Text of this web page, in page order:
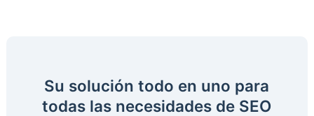
Su solución todo en uno para
todas las necesidades de SEO